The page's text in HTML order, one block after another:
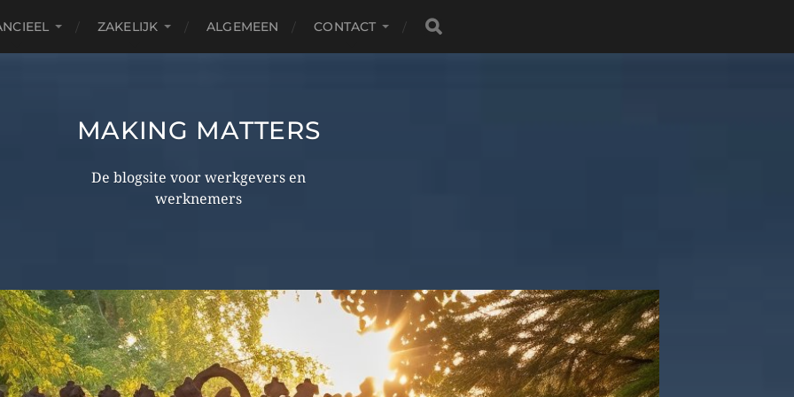
ZAKELIJK ALGEMEEN CONTACT
MAKING MATTERS
De blogsite voor werkgevers en
werknemers